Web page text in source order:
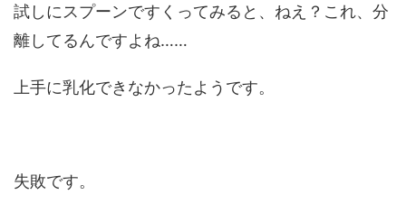
試しにスプーンですくってみると、ねえ？これ、分
離してるんですよね……
上手に乳化できなかったようです。
失敗です。